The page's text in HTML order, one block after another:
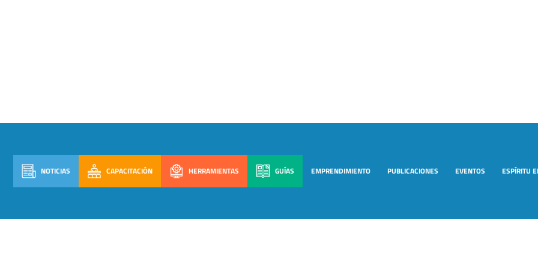
NOTICIAS CAPACITACIÓN HERRAMIENTAS GUÍAS EMPRENDIMIENTO PUBLICACIONES EVENTOS ESPÍRITU